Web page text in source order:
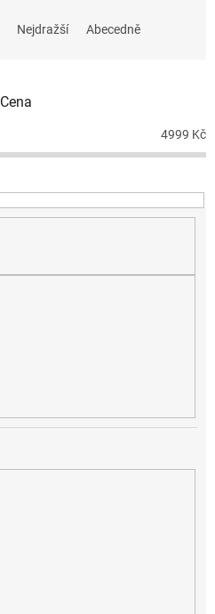
Nejdražší Abecedně
Cena
4999 Kč